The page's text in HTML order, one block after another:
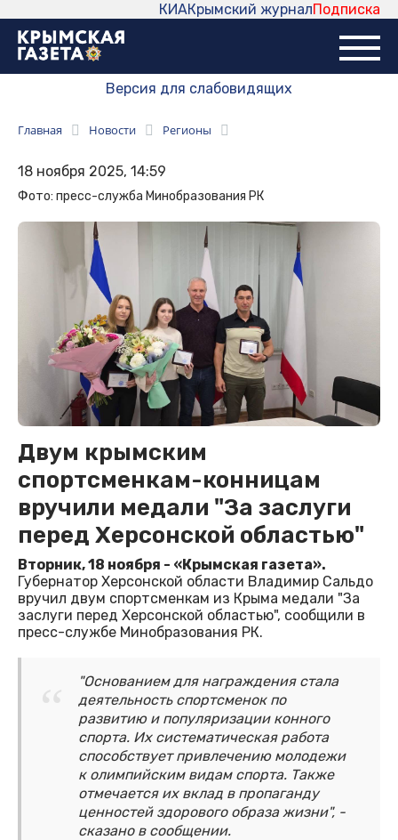
Подписка
Крымский журнал
КИА
Версия для слабовидящих
Главная Новости Регионы
18 ноября 2025, 14:59
Фото: пресс-служба Минобразования РК
Двум крымским
спортсменкам-конницам
вручили медали "За заслуги
перед Херсонской областью"
Вторник, 18 ноября - «Крымская газета».
Губернатор Херсонской области Владимир Сальдо
вручил двум спортсменкам из Крыма медали "За
заслуги перед Херсонской областью", сообщили в
пресс-службе Минобразования РК.
"Основанием для награждения стала
деятельность спортсменок по
развитию и популяризации конного
спорта. Их систематическая работа
способствует привлечению молодежи
к олимпийским видам спорта. Также
отмечается их вклад в пропаганду
ценностей здорового образа жизни", -
сказано в сообщении.